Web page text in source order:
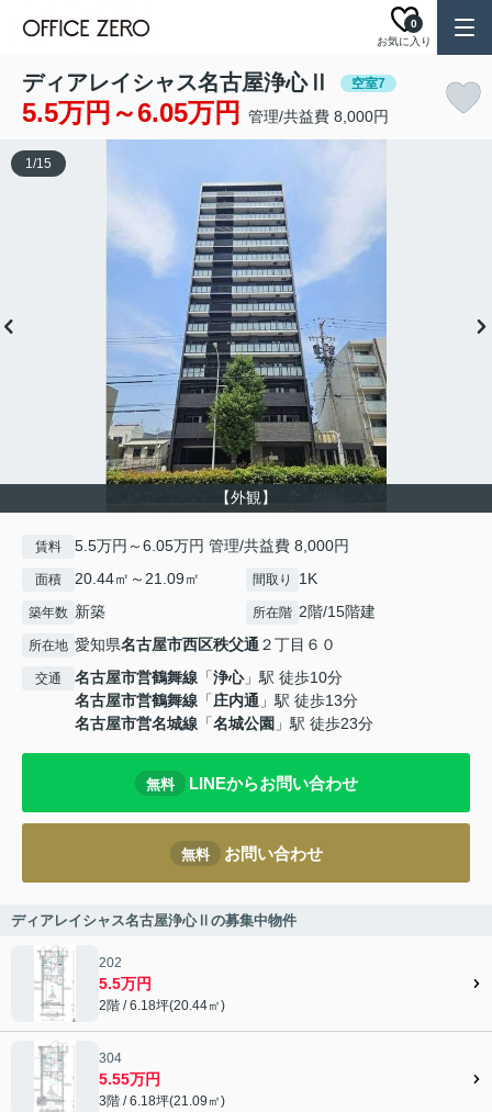
お気に入り
0
ディアレイシャス名古屋浄心Ⅱ 空室7
5.5万円～6.05万円 管理/共益費 8,000円
【外観】
1/15
賃料 5.5万円～6.05万円 管理/共益費 8,000円
面積 20.44㎡～21.09㎡ 間取り 1K
築年数 新築 所在階 2階/15階建
所在地 愛知県名古屋市西区秩父通２丁目６０
交通 名古屋市営鶴舞線 「浄心」駅 徒歩10分
名古屋市営鶴舞線 「庄内通 」駅 徒歩13分
名古屋市営名城線 「名城公園 」駅 徒歩23分
無料 LINEからお問い合わせ
無料 お問い合わせ
ディアレイシャス名古屋浄心Ⅱの募集中物件
202
5.5万円
2階 / 6.18坪(20.44㎡)
304
5.55万円
3階 / 6.18坪(21.09㎡)